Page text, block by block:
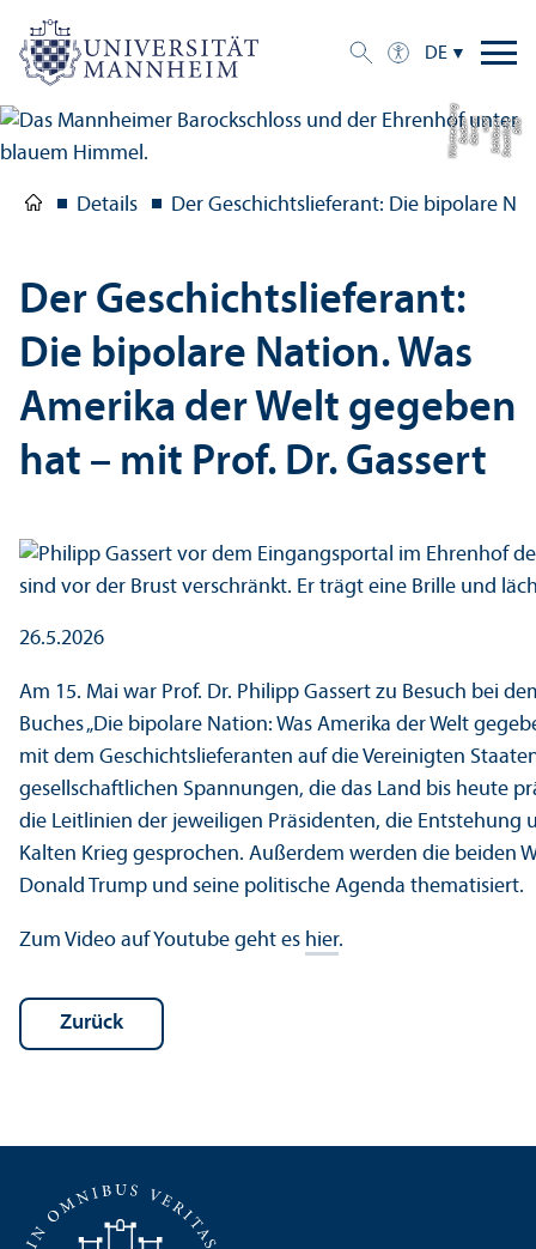
DE
Bil
d:
S
t
a
a
tli
c
h
e
S
c
hl
ö
s
s
e
r
u
n
d
G
ä
r
t
e
n
B
a
d
e
n-
W
ü
r
t
t
e
m
b
e
r
g
Details Der Geschichtslieferant: Die bipolare
Der Geschichtslieferant:
Die bipolare Nation. Was
Amerika der Welt gegeben
hat – mit Prof. Dr. Gassert
26.5.2026
Am 15. Mai war Prof. Dr. Philipp Gassert zu Besuch bei
Buches „Die bipolare Nation: Was Amerika der Welt
mit dem Geschichtslieferanten auf die Vereinigten
gesellschaft­lichen Spannungen, die das Land bis heute
die Leitlinien der jeweiligen Präsidenten, die Entstehung
Kalten Krieg gesprochen. Außerdem werden die beiden
Donald Trump und seine politische Agenda thematisiert.
Zum Video auf Youtube geht es hier.
Zurück